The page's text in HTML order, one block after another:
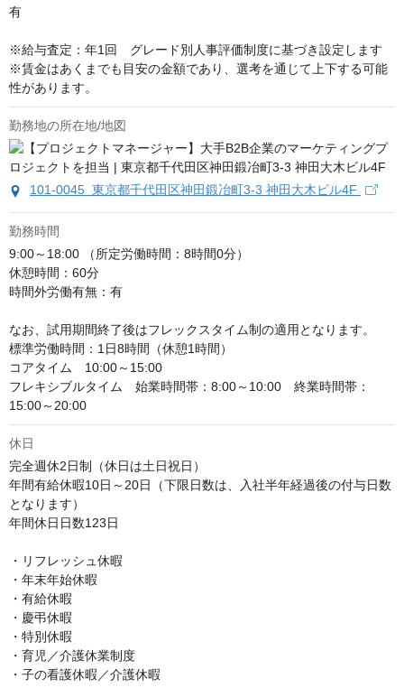
有
※給与査定：年1回　グレード別人事評価制度に基づき設定します
※賃金はあくまでも目安の金額であり、選考を通じて上下する可能
性があります。
勤務地の所在地/地図
101-0045 東京都千代田区神田鍛冶町3-3 神田大木ビル4F
勤務時間
9:00～18:00 （所定労働時間：8時間0分）
休憩時間：60分
時間外労働有無：有
なお、試用期間終了後はフレックスタイム制の適用となります。
標準労働時間：1日8時間（休憩1時間）
コアタイム　10:00～15:00
フレキシブルタイム　始業時間帯：8:00～10:00　終業時間帯：
15:00～20:00
休日
完全週休2日制（休日は土日祝日）
年間有給休暇10日～20日（下限日数は、入社半年経過後の付与日数
となります）
年間休日日数123日
・リフレッシュ休暇
・年末年始休暇
・有給休暇
・慶弔休暇
・特別休暇
・育児／介護休業制度
・子の看護休暇／介護休暇